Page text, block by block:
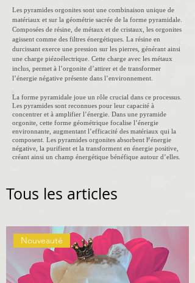
Les pyramides orgonites sont une combinaison unique de
matériaux et sur la géométrie sacrée de la forme pyramidale.
Composées de résine, de métaux et de cristaux, les orgonites
agissent comme des filtres énergétiques. La résine en
durcissant exerce une pression sur les pierres, générant ainsi
une charge piézoélectrique. Cette charge avec les métaux
inclus, permet à l’orgonite d’attirer et de transformer
l’énergie négative présente dans l’environnement.
La forme pyramidale joue un rôle crucial dans ce processus.
Les pyramides sont reconnues pour leur capacité à
concentrer et à amplifier l’énergie. Dans une pyramide
orgonite, cette forme géométrique focalise l’énergie
environnante, augmentant l’efficacité des matériaux qui la
composent. Les pyramides orgonites absorbent l’énergie
négative, la purifient et la transforment en énergie positive,
créant ainsi un champ énergétique bénéfique autour d’elles.
Tous les articles
Nouveauté